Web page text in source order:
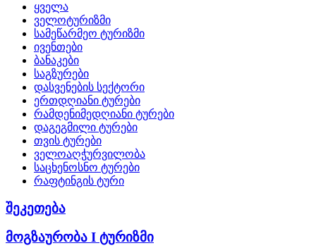
ყველა
ველოტურიზმი
სამეწარმეო ტურიზმი
ივენთები
ბანაკები
საგზურები
დასვენების სექტორი
ერთდღიანი ტურები
რამდენიმედღიანი ტურები
დაგეგმილი ტურები
თვის ტურები
ველოაღჭურვილობა
საცხენოსნო ტურები
რაფტინგის ტური
შეკეთება
მოგზაურობა I ტურიზმი